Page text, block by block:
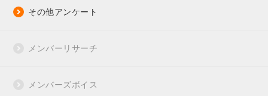
その他アンケート
メンバーリサーチ
メンバーズボイス